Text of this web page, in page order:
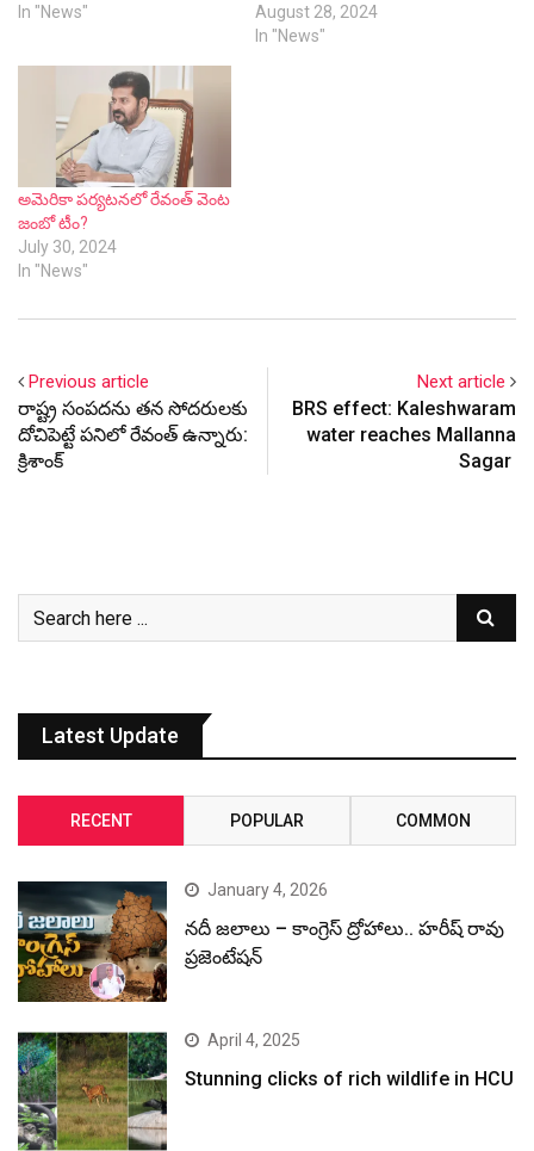
In "News"
August 28, 2024
In "News"
అమెరికా పర్యటనలో రేవంత్ వెంట
జంబో టీం?
July 30, 2024
In "News"
Previous article
రాష్ట్ర సంపదను తన సోదరులకు
దోచిపెట్టే పనిలో రేవంత్ ఉన్నారు:
క్రిశాంక్
Next article
BRS effect: Kaleshwaram
water reaches Mallanna
Sagar
Latest Update
RECENT POPULAR COMMON
January 4, 2026
నదీ జలాలు – కాంగ్రెస్ ద్రోహాలు.. హరీష్ రావు
ప్రజెంటేషన్
April 4, 2025
Stunning clicks of rich wildlife in HCU